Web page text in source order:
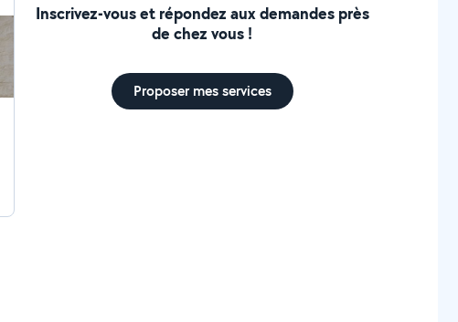
Inscrivez-vous et répondez aux demandes près
de chez vous !
Proposer mes services